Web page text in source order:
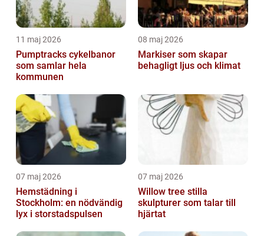
11 maj 2026
Pumptracks cykelbanor
som samlar hela
kommunen
08 maj 2026
Markiser som skapar
behagligt ljus och klimat
07 maj 2026
Hemstädning i
Stockholm: en nödvändig
lyx i storstadspulsen
07 maj 2026
Willow tree stilla
skulpturer som talar till
hjärtat